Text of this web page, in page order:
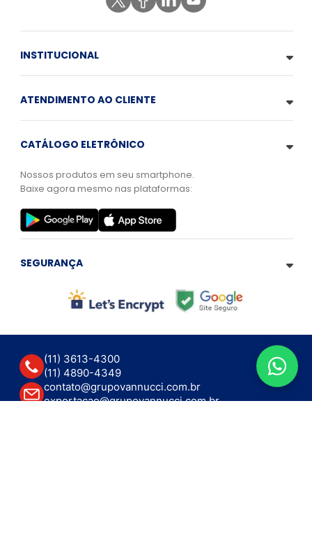
INSTITUCIONAL
ATENDIMENTO AO CLIENTE
CATÁLOGO ELETRÔNICO
Nossos produtos em seu smartphone.
Baixe agora mesmo nas plataformas:
SEGURANÇA
(11) 3613-4300
(11) 4890-4349
contato@grupovannucci.com.br
exportacao@grupovannucci.com.br